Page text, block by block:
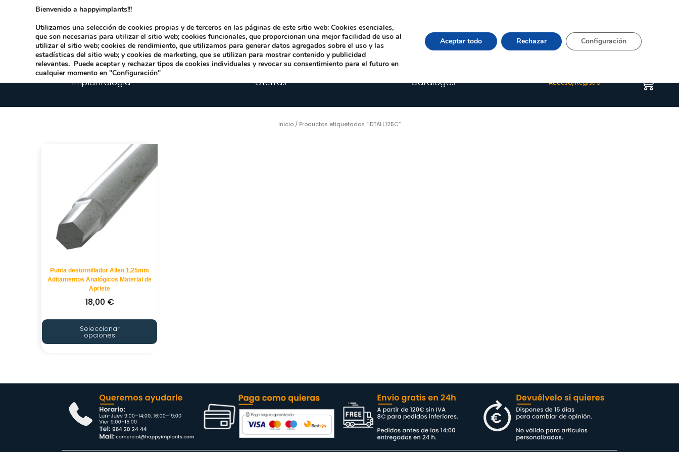
Dirección:
Quienes somos Happyblog Contacto
Implantologia Ofertas Catálogos Acceso/Registro
Inicio / Productos etiquetados “IDTALL125C”
Punta destornillador Allen 1,25mm
Aditamentos Analógicos Material de
Apriete
18,00 €
Seleccionar
opciones
Bienvenido a happyimplants!!!
Utilizamos una selección de cookies propias y de terceros en las páginas de este sitio web: Cookies esenciales,
que son necesarias para utilizar el sitio web; cookies funcionales, que proporcionan una mejor facilidad de uso al
utilizar el sitio web; cookies de rendimiento, que utilizamos para generar datos agregados sobre el uso y las
estadísticas del sitio web; y cookies de marketing, que se utilizan para mostrar contenido y publicidad
relevantes. Puede aceptar y rechazar tipos de cookies individuales y revocar su consentimiento para el futuro en
cualquier momento en "Configuración"
Aceptar todo Rechazar Configuración